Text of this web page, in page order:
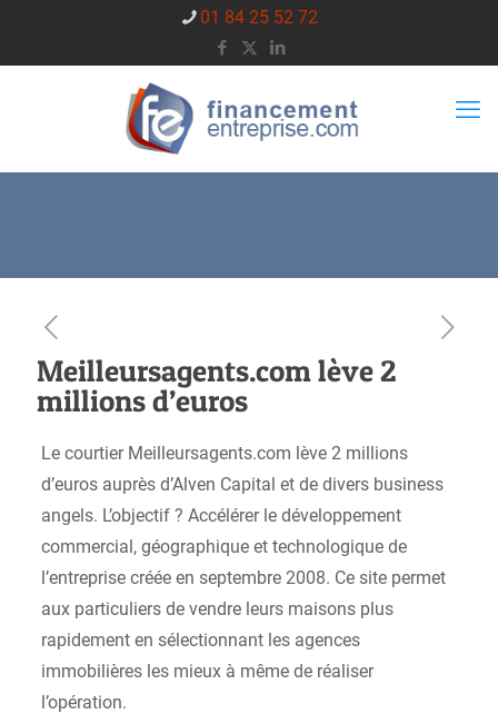
01 84 25 52 72
Meilleursagents.com lève 2
millions d’euros
Le courtier Meilleursagents.com lève 2 millions
d’euros auprès d’Alven Capital et de divers business
angels. L’objectif ? Accélérer le développement
commercial, géographique et technologique de
l’entreprise créée en septembre 2008. Ce site permet
aux particuliers de vendre leurs maisons plus
rapidement en sélectionnant les agences
immobilières les mieux à même de réaliser
l’opération.